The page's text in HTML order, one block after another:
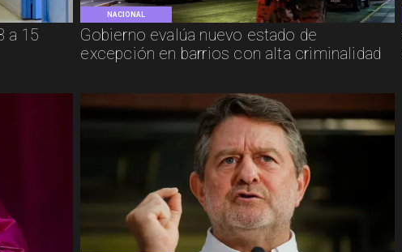
a 15
NACIONAL
Gobierno evalúa nuevo estado de
excepción en barrios con alta criminalidad